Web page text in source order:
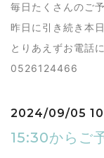
毎日たくさんのご
昨日に引き続き本
とりあえずお電話
0526124466
2024/09/05
15:30からご